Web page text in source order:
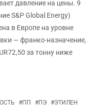
давление на цены. 9
S&P Global Energy)
в Европе на уровне
— франко-назначение,
за тонну ниже
#ПП #ПЭ #ЭТИЛЕН